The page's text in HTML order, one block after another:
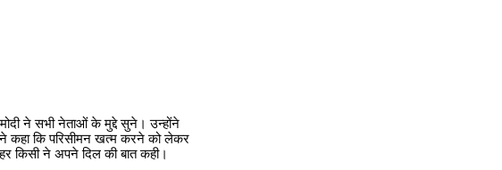
मोदी ने सभी नेताओं के मुद्दे सुने। उन्होंने
ने कहा कि परिसीमन खत्म करने को लेकर
किसी ने अपने दिल की बात कही।